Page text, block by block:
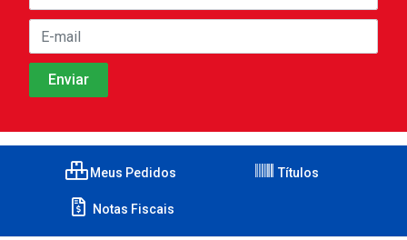
Meus Pedidos Títulos
Notas Fiscais